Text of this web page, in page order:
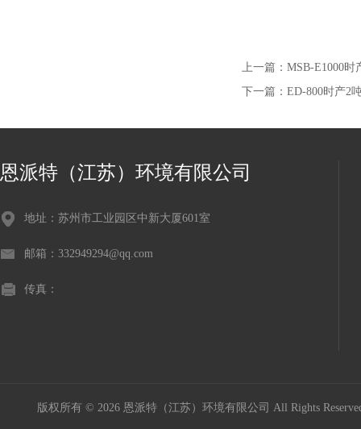
上一篇： MSB-E1000
下一篇： ED-800时产2
恩派特（江苏）环境有限公司
地址：苏州市工业园区中新大厦601室
邮箱：332949294@qq.com
传真：
版权所有 © 2026 恩派特（江苏）环境有限公司 All Rights